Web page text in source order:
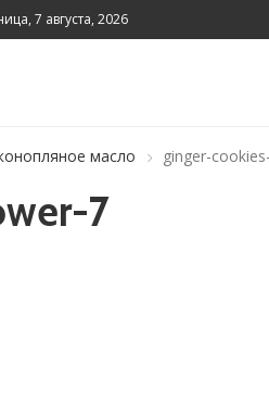
7 августа, 2026
масло ginger-
7